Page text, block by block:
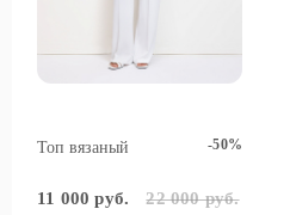
Топ вязаный -50%
11 000 руб. 22 000 руб.